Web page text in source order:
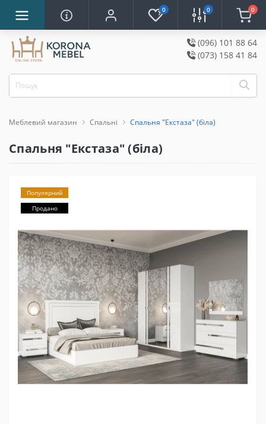
0 0 0
(096) 101 88 64
(073) 158 41 84
Меблевий магазин Спальні Спальня "Екстаза" (біла)
Спальня "Екстаза" (біла)
Популярний
Продано